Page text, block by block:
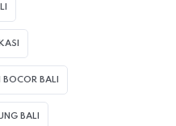
BALI
BALI